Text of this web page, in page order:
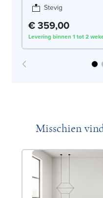
Stevig
€ 359,00
Levering binnen 1 tot 2
Misschien